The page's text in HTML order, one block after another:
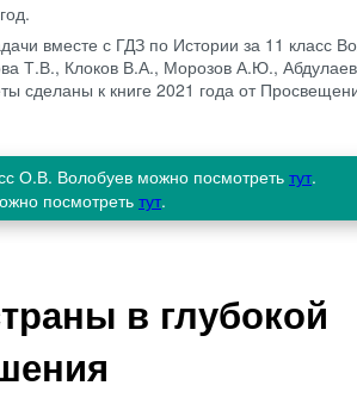
вместе с ГДЗ по Истории за 11 класс
Т.В., Клоков В.А., Морозов А.Ю.,
сделаны к книге 2021 года от
О.В. Волобуев можно посмотреть тут.
посмотретьтут.
в глубокой